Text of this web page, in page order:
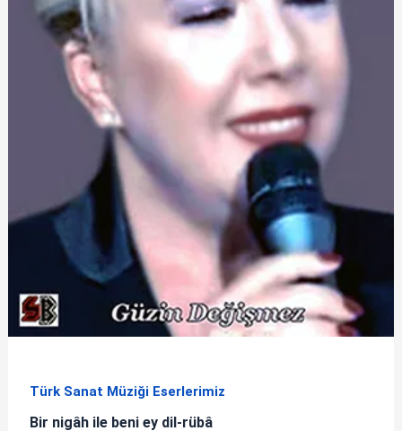
Türk Sanat Müziği Eserlerimiz
Bir nigâh ile beni ey dil-rübâ